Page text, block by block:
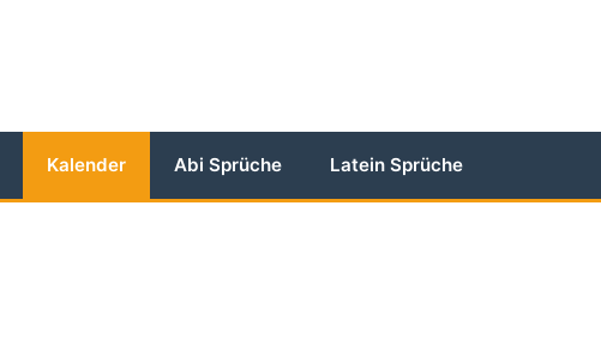
Kalender Abi Sprüche Latein Sprüche